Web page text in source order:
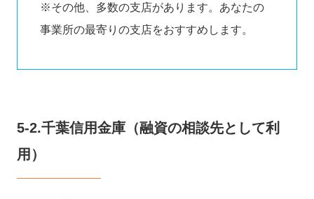
※その他、多数の支店があります。あなたの
事業所の最寄りの支店をおすすめします。
5-2.千葉信用金庫（融資の相談先として利
用）